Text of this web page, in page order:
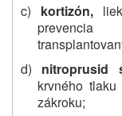
c) kortizón,
d) nitroprusid
krvného
zákroku;